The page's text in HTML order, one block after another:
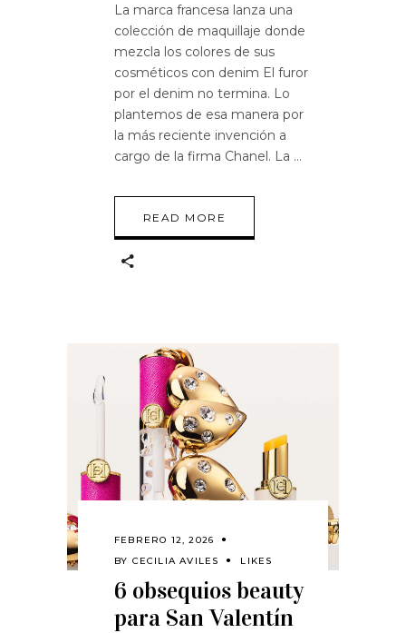
La marca francesa lanza una
colección de maquillaje donde
mezcla los colores de sus
cosméticos con denim El furor
por el denim no termina. Lo
plantemos de esa manera por
la más reciente invención a
cargo de la firma Chanel. La
READ MORE
FEBRERO 12, 2026
BY CECILIA AVILES LIKES
6 obsequios beauty
para San Valentín